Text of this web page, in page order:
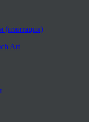
(имитация)
Art